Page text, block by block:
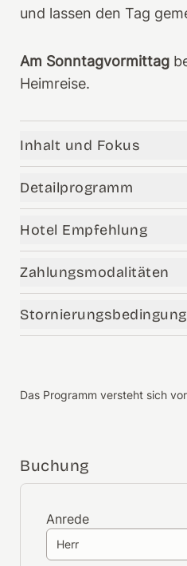
und lassen den Tag
Am Sonntagvormittag
Heimreise.
Inhalt und Fokus
Detailprogramm
Hotel Empfehlung
Zahlungsmodalitäten
Das Programm versteht sich
Buchung
Anrede
Herr